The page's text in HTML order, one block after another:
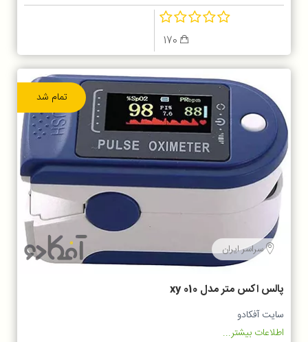
170
تمام شد
سراسر ایران
پالس اکس متر مدل xy 010
سایت آفکادو
اطلاعات بیشتر...